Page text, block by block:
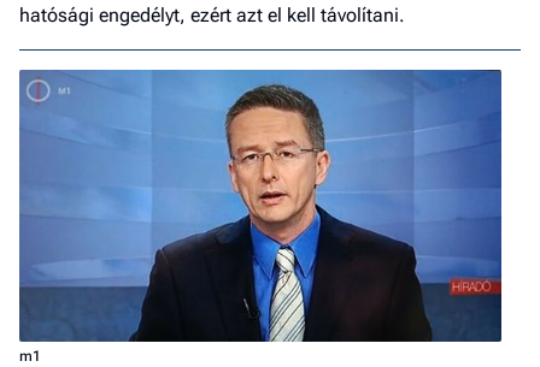
hatósági engedélyt, ezért azt el kell távolítani.
m1